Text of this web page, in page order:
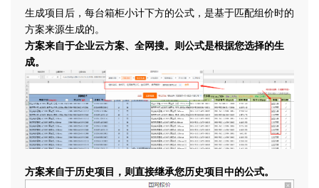
生成项目后，每台箱柜小计下方的公式，是基于匹配组价时的
方案来源生成的。
方案来自于企业云方案、全网搜。则公式是根据您选择的生
成。
方案来自于历史项目，则直接继承您历史项目中的公式。